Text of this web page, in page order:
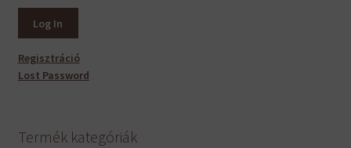
Regisztráció
Lost Password
Termék kategóriák